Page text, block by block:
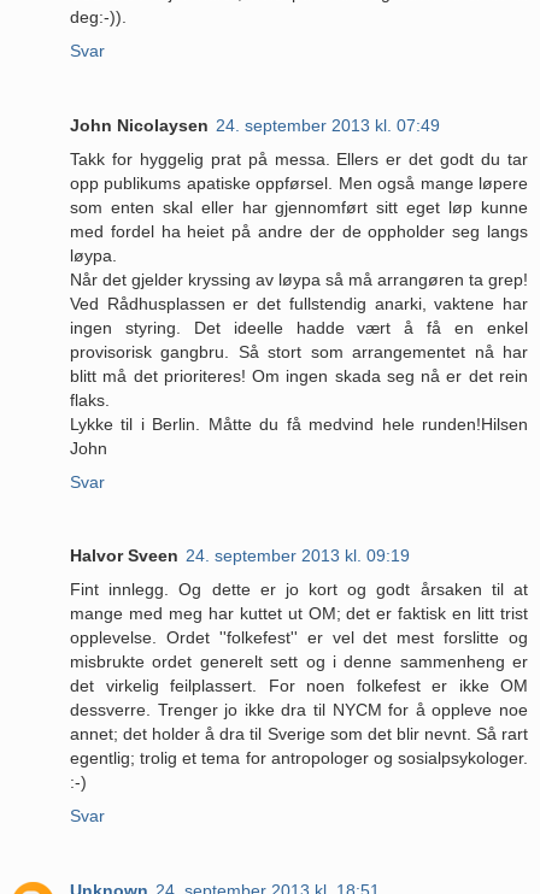
deg:-)).
Svar
John Nicolaysen 24. september 2013 kl. 07:49
Takk for hyggelig prat på messa. Ellers er det godt du tar
opp publikums apatiske oppførsel. Men også mange løpere
som enten skal eller har gjennomført sitt eget løp kunne
med fordel ha heiet på andre der de oppholder seg langs
løypa.
Når det gjelder kryssing av løypa så må arrangøren ta grep!
Ved Rådhusplassen er det fullstendig anarki, vaktene har
ingen styring. Det ideelle hadde vært å få en enkel
provisorisk gangbru. Så stort som arrangementet nå har
blitt må det prioriteres! Om ingen skada seg nå er det rein
flaks.
Lykke til i Berlin. Måtte du få medvind hele runden!Hilsen
John
Svar
Halvor Sveen 24. september 2013 kl. 09:19
Fint innlegg. Og dette er jo kort og godt årsaken til at
mange med meg har kuttet ut OM; det er faktisk en litt trist
opplevelse. Ordet ''folkefest'' er vel det mest forslitte og
misbrukte ordet generelt sett og i denne sammenheng er
det virkelig feilplassert. For noen folkefest er ikke OM
dessverre. Trenger jo ikke dra til NYCM for å oppleve noe
annet; det holder å dra til Sverige som det blir nevnt. Så rart
egentlig; trolig et tema for antropologer og sosialpsykologer.
:-)
Svar